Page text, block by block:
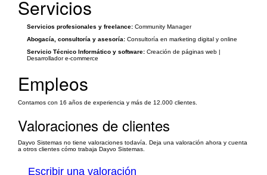
Servicios
Servicios profesionales y freelance: Community Manager
Abogacía, consultoría y asesoría: Consultoría en marketing digital y online
Servicio Técnico Informático y software: Creación de páginas web |
Desarrollador e-commerce
Empleos
Contamos con 16 años de experiencia y más de 12.000 clientes.
Valoraciones de clientes
Dayvo Sistemas no tiene valoraciones todavía. Deja una valoración ahora y cuenta
a otros clientes cómo trabaja Dayvo Sistemas.
Escribir una valoración